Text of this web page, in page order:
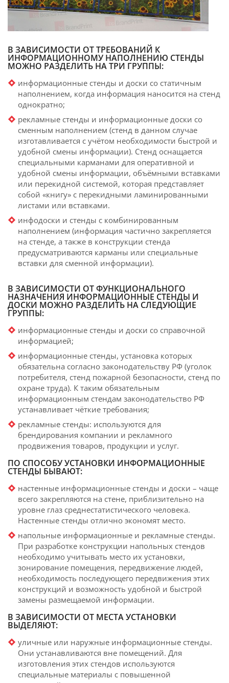
В ЗАВИСИМОСТИ ОТ ТРЕБОВАНИЙ К
ИНФОРМАЦИОННОМУ НАПОЛНЕНИЮ СТЕНДЫ
МОЖНО РАЗДЕЛИТЬ НА ТРИ ГРУППЫ:
информационные стенды и доски со статичным
наполнением, когда информация наносится на стенд
однократно;
рекламные стенды и информационные доски со
сменным наполнением (стенд в данном случае
изготавливается с учётом необходимости быстрой и
удобной смены информации). Стенд оснащается
специальными карманами для оперативной и
удобной смены информации, объёмными вставками
или перекидной системой, которая представляет
собой «книгу» с перекидными ламинированными
листами или вставками.
инфодоски и стенды с комбинированным
наполнением (информация частично закрепляется
на стенде, а также в конструкции стенда
предусматриваются карманы или специальные
вставки для сменной информации).
В ЗАВИСИМОСТИ ОТ ФУНКЦИОНАЛЬНОГО
НАЗНАЧЕНИЯ ИНФОРМАЦИОННЫЕ СТЕНДЫ И
ДОСКИ МОЖНО РАЗДЕЛИТЬ НА СЛЕДУЮЩИЕ
ГРУППЫ:
информационные стенды и доски со справочной
информацией;
информационные стенды, установка которых
обязательна согласно законодательству РФ (уголок
потребителя, стенд пожарной безопасности, стенд по
охране труда). К таким обязательным
информационным стендам законодательство РФ
устанавливает чёткие требования;
рекламные стенды: используются для
брендирования компании и рекламного
продвижения товаров, продукции и услуг.
ПО СПОСОБУ УСТАНОВКИ ИНФОРМАЦИОННЫЕ
СТЕНДЫ БЫВАЮТ:
настенные информационные стенды и доски – чаще
всего закрепляются на стене, приблизительно на
уровне глаз среднестатистического человека.
Настенные стенды отлично экономят место.
напольные информационные и рекламные стенды.
При разработке конструкции напольных стендов
необходимо учитывать место их установки,
зонирование помещения, передвижение людей,
необходимость последующего передвижения этих
конструкций и возможность удобной и быстрой
замены размещаемой информации.
В ЗАВИСИМОСТИ ОТ МЕСТА УСТАНОВКИ
ВЫДЕЛЯЮТ:
уличные или наружные информационные стенды.
Они устанавливаются вне помещений. Для
изготовления этих стендов используются
специальные материалы с повышенной